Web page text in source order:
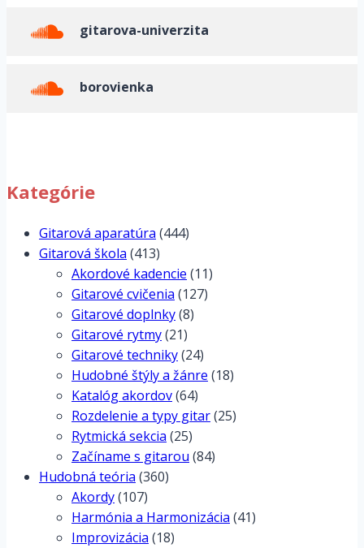
gitarova-univerzita
borovienka
Kategórie
Gitarová aparatúra (444)
Gitarová škola (413)
Akordové kadencie (11)
Gitarové cvičenia (127)
Gitarové doplnky(8)
Gitarové rytmy(21)
Gitarové techniky(24)
Hudobné štýly a žánre (18)
Katalóg akordov(64)
Rozdelenie a typy gitar(25)
Rytmická sekcia (25)
Začíname s gitarou (84)
Hudobná teória (360)
Akordy(107)
Harmónia a Harmonizácia (41)
Improvizácia (18)